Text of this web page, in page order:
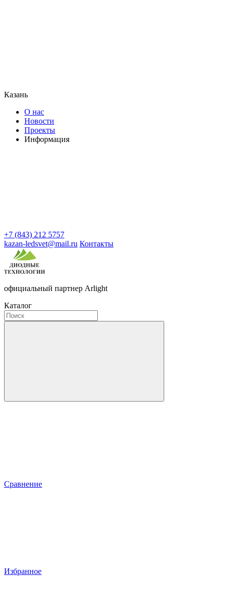
Казань
О нас
Новости
Проекты
Информация
+7 (843) 212 5757
kazan-ledsvet@mail.ru Контакты
официальный партнер Arlight
Каталог
Сравнение
Избранное